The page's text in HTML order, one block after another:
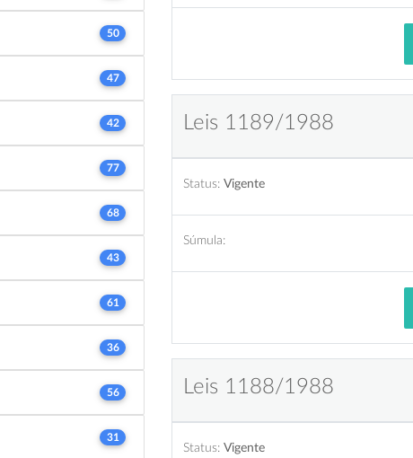
50
47
42
77
68
43
61
36
56
31
Leis 1189/1988
Status: Vigente
Súmula:
Leis 1188/1988
Status: Vigente